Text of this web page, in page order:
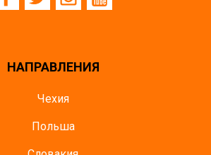
НАПРАВЛЕНИЯ
Чехия
Польша